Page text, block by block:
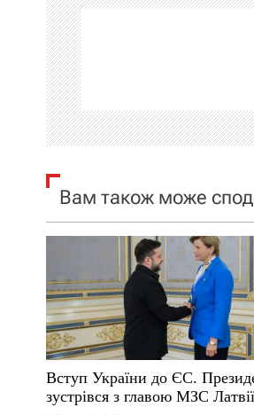
г
а
ц
і
я
а
п
и
с
і
Вам також може
Вступ України до ЄС.
зустрівся з главою МЗС Латвії